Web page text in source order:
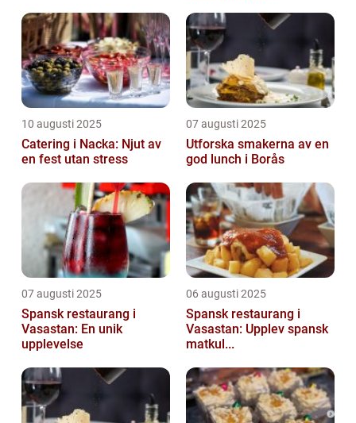
10 augusti 2025
Catering i Nacka: Njut av
en fest utan stress
07 augusti 2025
Utforska smakerna av en
god lunch i Borås
07 augusti 2025
Spansk restaurang i
Vasastan: En unik
upplevelse
06 augusti 2025
Spansk restaurang i
Vasastan: Upplev spansk
matkul...